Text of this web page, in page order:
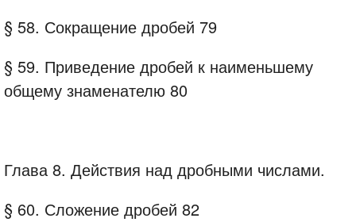
§ 58. Сокращение дробей 79
§ 59. Приведение дробей к наименьшему
общему знаменателю 80
Глава 8. Действия над дробными числами.
§ 60. Сложение дробей 82